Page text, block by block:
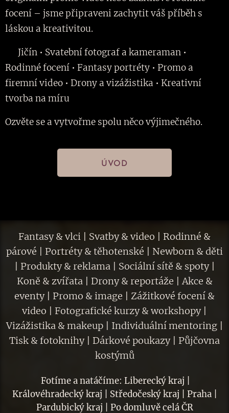
focení – jsme připraveni zachytit váš příběh s
láskou a kreativitou.
📍 Jičín • Svatební fotograf a kameraman •
Rodinné focení • Fantasy portréty • Promo a
firemní video • Drony a vizážistika • Kreativní
tvorba na míru
Ozvěte se a vytvořme spolu něco výjimečného.
ÚVOD
Fantasy & vlci | Svatby & video | Rodinné &
párové | Portréty & těhotenské | Newborn & děti
| Produkty & reklama | Sociální sítě & spoty |
Koně & zvířata | Drony & reportáže | Akce &
eventy | Promo & image | Zážitkové focení &
video | Fotografické kurzy & workshopy |
Vizážistika & makeup | Individuální mentoring |
Tisk & fotoknihy | Dárkové poukazy | Půjčovna
kostýmů
Fotíme a natáčíme: Liberecký kraj |
Královéhradecký kraj | Středočeský kraj | Praha |
Pardubický kraj | Po domluvě celá ČR